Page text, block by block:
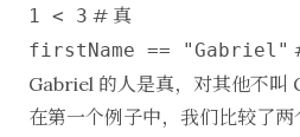
1 < 3 # 真
firstName == "Gabriel"
Gabriel 的人是真，对其他不叫
在第一个例子中，我们比较了